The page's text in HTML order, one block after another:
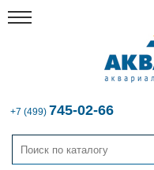
+7 (499) 745-02-66